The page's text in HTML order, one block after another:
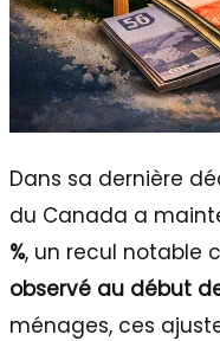
Dans sa dernière
du Canada a
%, un recul notable
observé au début
ménages, ces